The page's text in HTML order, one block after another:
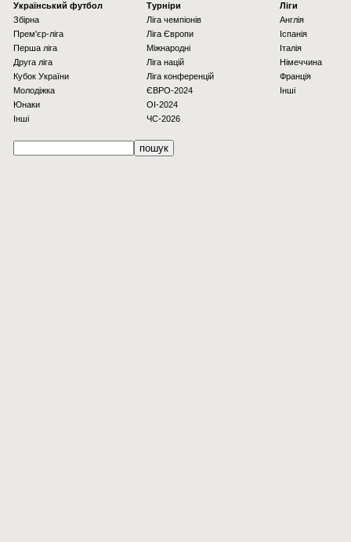
Українcький футбол
Збірна
Прем'єр-ліга
Перша ліга
Друга ліга
Кубок України
Молодіжка
Юнаки
Інші
Турніри
Ліга чемпіонів
Ліга Європи
Міжнародні
Ліга націй
Ліга конференцій
ЄВРО-2024
OI-2024
ЧС-2026
Ліги
Англія
Іспанія
Італія
Німеччина
Франція
Інші